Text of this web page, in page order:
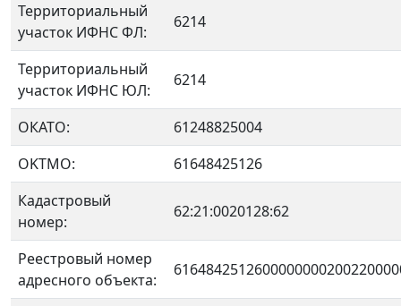
Территориальный
участок ИФНС ФЛ:
6214
Территориальный
участок ИФНС ЮЛ:
6214
ОКАТО:
61248825004
OKTMO:
61648425126
Кадастровый
номер:
62:21:0020128:62
Реестровый номер
адресного объекта: